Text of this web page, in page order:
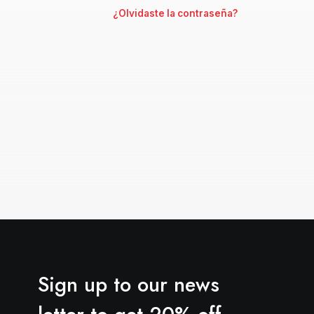
¿Olvidaste la contraseña?
Sign up to our news